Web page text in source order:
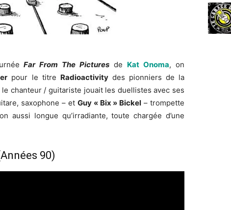
Far From The Pictures de Kat Onoma, on
pour le titre Radioactivitydes pionniers de la
le chanteur / guitariste jouait les duellistes avec ses
saxophone – et Guy « Bix » Bickel – trompette
aussi longue qu’irradiante, toute chargée d’une
90)